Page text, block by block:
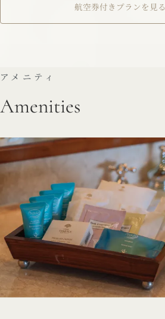
航空券付きプランを見る
アメニティ
Amenities